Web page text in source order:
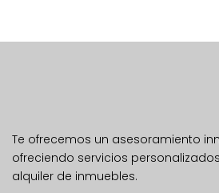
Te ofrecemos un asesoramiento
ofreciendo servicios
alquiler de inmuebles.